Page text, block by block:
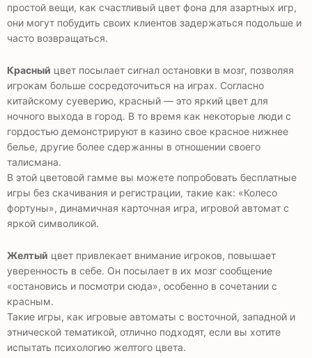
простой вещи, как счастливый цвет фона для азартных игр,
они могут побудить своих клиентов задержаться подольше и
часто возвращаться.
Красный цвет посылает сигнал остановки в мозг, позволяя
игрокам больше сосредоточиться на играх. Согласно
китайскому суеверию, красный — это яркий цвет для
ночного выхода в город. В то время как некоторые люди с
гордостью демонстрируют в казино свое красное нижнее
белье, другие более сдержанны в отношении своего
талисмана.
В этой цветовой гамме вы можете попробовать бесплатные
игры без скачивания и регистрации, такие как: «Колесо
фортуны», динамичная карточная игра, игровой автомат с
яркой символикой.
Желтый цвет привлекает внимание игроков, повышает
уверенность в себе. Он посылает в их мозг сообщение
«остановись и посмотри сюда», особенно в сочетании с
красным.
Такие игры, как игровые автоматы с восточной, западной и
этнической тематикой, отлично подходят, если вы хотите
испытать психологию желтого цвета.